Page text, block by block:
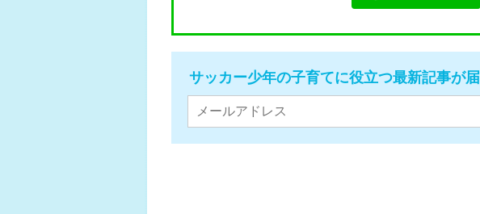
サッカー少年の子育てに役立つ最新記事が